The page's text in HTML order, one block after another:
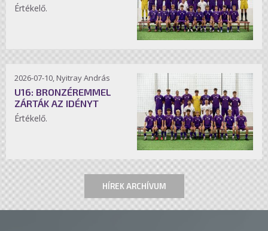
Értékelő.
2026-07-10, Nyitray András
U16: BRONZÉREMMEL
ZÁRTÁK AZ IDÉNYT
Értékelő.
HÍREK ARCHÍVUM